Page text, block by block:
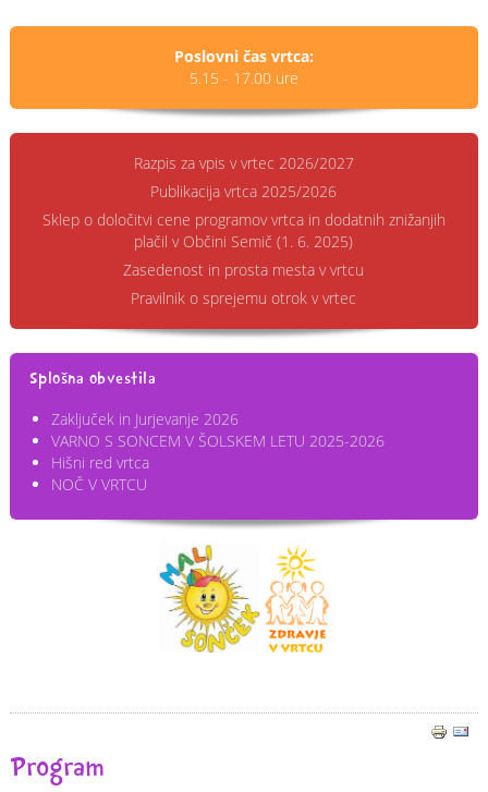
Poslovni čas vrtca:
5.15 - 17.00 ure
Razpis za vpis v vrtec 2026/2027
Publikacija vrtca 2025/2026
Sklep o določitvi cene programov vrtca in dodatnih znižanjih
plačil v Občini Semič (1. 6. 2025)
Zasedenost in prosta mesta v vrtcu
Pravilnik o sprejemu otrok v vrtec
Splošna obvestila
Zaključek in Jurjevanje 2026
VARNO S SONCEM V ŠOLSKEM LETU 2025-2026
Hišni red vrtca
NOČ V VRTCU
Program